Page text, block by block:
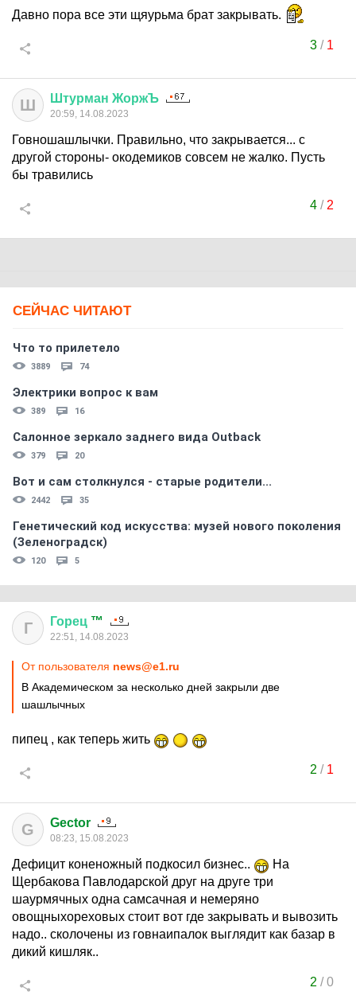
Давно пора все эти щяурьма брат закрывать.
3/ 1
Ш Штурман ЖоржЪ
20:59, 14.08.2023
Говношашлычки. Правильно, что закрывается... с
другой стороны- окодемиков совсем не жалко. Пусть
бы травились
4/ 2
СЕЙЧАС ЧИТАЮТ
Что то прилетело
3889 74
Электрики вопрос к вам
389 16
Салонное зеркало заднего вида Outback
379 20
Вот и сам столкнулся - старые родители...
2442 35
Генетический код искусства: музей нового поколения
(Зеленоградск)
120 5
Г Горец ™
22:51, 14.08.2023
От пользователя news@e1.ru
В Академическом за несколько дней закрыли две
шашлычных
пипец , как теперь жить
2 / 1
G Gector
08:23, 15.08.2023
Дефицит коненожный подкосил бизнес..
На
Щербакова Павлодарской друг на друге три
шаурмячных одна самсачная и немеряно
овощныхореховых стоит вот где закрывать и вывозить
надо.. сколочены из говнаипалок выглядит как базар в
дикий кишляк..
2 /0